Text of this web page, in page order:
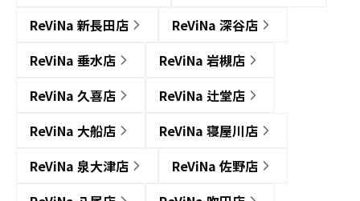
ReViNa 新長田店
ReViNa 深谷店
ReViNa 垂水店
ReViNa 岩槻店
ReViNa 久喜店
ReViNa 辻堂店
ReViNa 大船店
ReViNa 寝屋川店
ReViNa 泉大津店
ReViNa 佐野店